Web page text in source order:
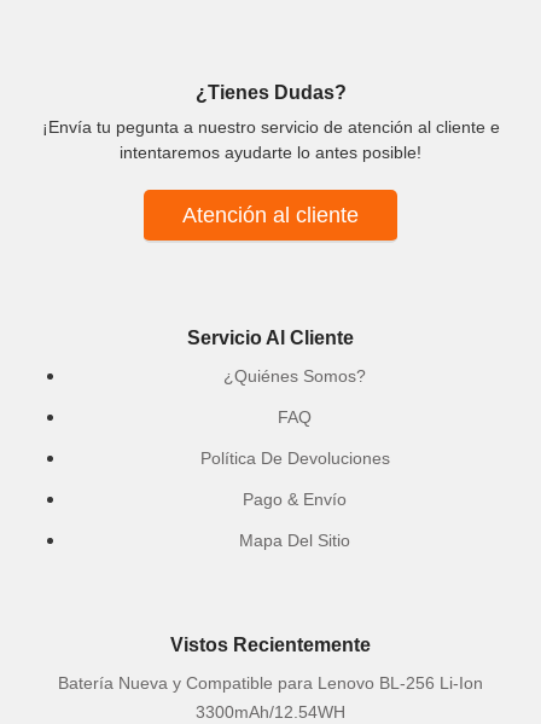
¿Tienes Dudas?
¡Envía tu pegunta a nuestro servicio de atención al cliente e
intentaremos ayudarte lo antes posible!
Atención al cliente
Servicio Al Cliente
¿Quiénes Somos?
FAQ
Política De Devoluciones
Pago & Envío
Mapa Del Sitio
Vistos Recientemente
Batería Nueva y Compatible para Lenovo BL-256 Li-Ion
3300mAh/12.54WH